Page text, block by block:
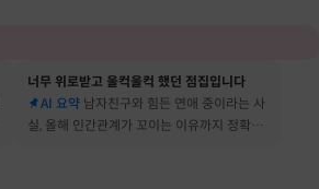
너무 위로받고 울컥울컥 했던 점집입니다
AI 요약 남자친구와 힘든 연애 중이라는 사
실, 올해 인간관계가 꼬이는 이유까지 정확히